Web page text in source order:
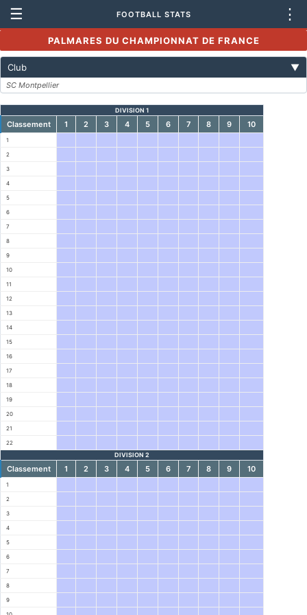
☰ FOOTBALL STATS ⋮
PALMARES DU CHAMPIONNAT DE FRANCE
Club ▼
SC Montpellier
DIVISION 1
Classement 1 2 3 4 5 6 7 8 9 10
1
2
3
4
5
6
7
8
9
10
11
12
13
14
15
16
17
18
19
20
21
22
DIVISION 2
Classement 1 2 3 4 5 6 7 8 9 10
1
2
3
4
5
6
7
8
9